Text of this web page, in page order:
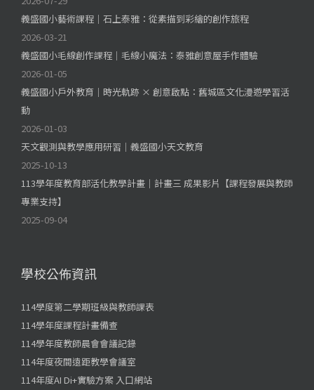
義盛國小藝術課程｜石上泰雅：從素描到彩繪的創作旅程
2026-03-21
義盛國小毛線創作課程｜毛線小魔法：泰雅創意屋手作體驗
2026-01-05
義盛國小戶外教育｜時光軌跡 × 創意啟點：舊城區文化漫遊學習活
動
2026-01-03
天文觀測與教學應用研習｜義盛國小天文教育
2025-10-13
113學年度教育部活化教學計畫｜計畫三 成果影片【課程發展與教師
專業支持】
2025-09-04
學校公佈資訊
114學度第二學期班級與教師課表
114學年度課程計畫備查
114學年度教師晨會會議記錄
114年度夜間遠距教學會議室
114年度AI Di+實驗方案 入口網站